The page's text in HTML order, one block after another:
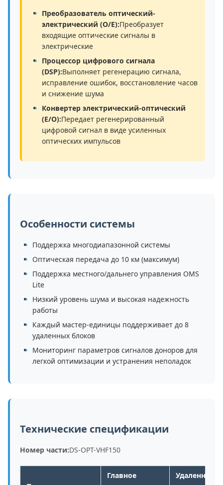
Преобразователь оптический-
электрический (O/E):Преобразует
входящие оптические сигналы в
электрические
Процессор цифрового сигнала
(DSP):Выполняет регенерацию сигнала,
исправление ошибок, восстановление часов
и снижение шума
Конвертер электрический-оптический
(E/O):Передает регенерированный
цифровой сигнал в виде усиленных
оптических импульсов
Особенности системы
Поддержка многодиапазонной системы
Оптическая передача до 10 км (максимум)
Поддержка местного/дальнего управления OMS
Lite
Низкий уровень шума и высокая надежность
работы
Каждый мастер-единицы поддерживает до 8
удаленных блоков
Мониторинг параметров сигналов доноров для
легкой оптимизации и устранения неполадок
Технические спецификации
Номер части:DS-OPT-VHF150
Главное
Удаленное